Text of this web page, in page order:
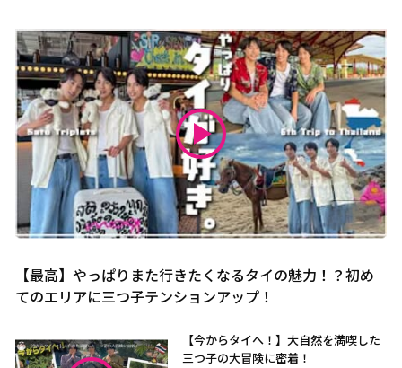
【最高】やっぱりまた行きたくなるタイの魅力！？初め
てのエリアに三つ子テンションアップ！
【今からタイへ！】大自然を満喫した
三つ子の大冒険に密着！